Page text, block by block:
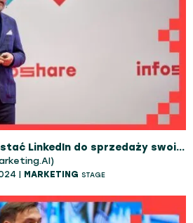
6 taktyk jak wykorzystać LinkedIn do sprzedaży swoich usług do firm B2B
| MARKETING STAGE